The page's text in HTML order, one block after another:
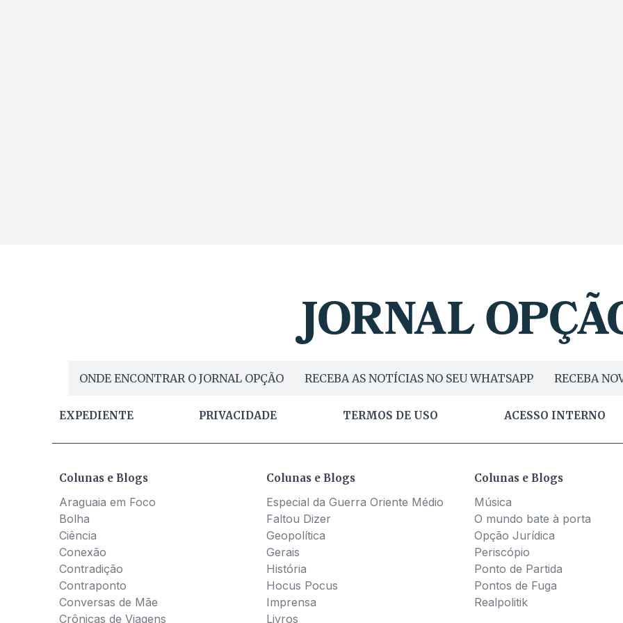
ONDE ENCONTRAR O JORNAL OPÇÃO RECEBA AS NOTÍCIAS NO SEU WHATSAPP RECEBA
EXPEDIENTE PRIVACIDADE TERMOS DE USO ACESSO INTERNO
Colunas e Blogs
Araguaia em Foco
Bolha
Ciência
Conexão
Contradição
Contraponto
Conversas de Mãe
Crônicas de Viagens
Colunas e Blogs
Especial da Guerra Oriente Médio
Faltou Dizer
Geopolítica
Gerais
História
Hocus Pocus
Imprensa
Livros
Colunas e Blogs
Música
O mundo bate à porta
Opção Jurídica
Periscópio
Ponto de Partida
Pontos de Fuga
Realpolitik